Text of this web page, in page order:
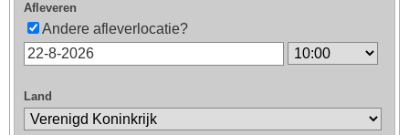
Afleveren
Andere afleverlocatie?
Land